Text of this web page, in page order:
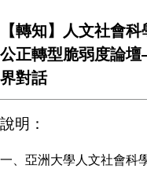
【轉知】人文社會
公正轉型脆弱度論
界對話
說明：
一、亞洲大學人文社會科